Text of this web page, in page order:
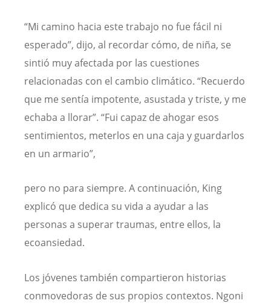
“Mi camino hacia este trabajo no fue fácil ni
esperado”, dijo, al recordar cómo, de niña, se
sintió muy afectada por las cuestiones
relacionadas con el cambio climático. “Recuerdo
que me sentía impotente, asustada y triste, y me
echaba a llorar”. “Fui capaz de ahogar esos
sentimientos, meterlos en una caja y guardarlos
en un armario”,
pero no para siempre. A continuación, King
explicó que dedica su vida a ayudar a las
personas a superar traumas, entre ellos, la
ecoansiedad.
Los jóvenes también compartieron historias
conmovedoras de sus propios contextos. Ngoni